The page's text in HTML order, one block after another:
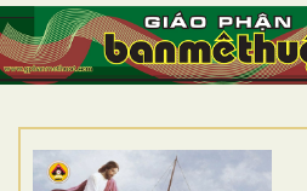
TRANG NHẤT
GIỚI THIỆU
DÒNG TU